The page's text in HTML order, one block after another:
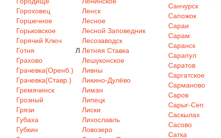
Гороховец
Горшечное
Горьковское
Горячий Ключ
Готня
Грахово
Грачевка(Оренб.)
Грачевка(Ставр.)
Гремячинск
Грозный
Грязи
Губаха
Губкин
Л
Ленск
Лесное
Лесной Заповедник
Лесозаводск
Летняя Ставка
Лешуконское
Ливны
Ликино-Дулёво
Лиман
Липецк
Лиски
Лихославль
Ловозеро
Санчурск
Сапожок
Сараи
Сарам
Саранск
Сарапул
Саратов
Саргатское
Сарманово
Саров
Сарыг-Сеп
Саскылах
Сасово
Сатка